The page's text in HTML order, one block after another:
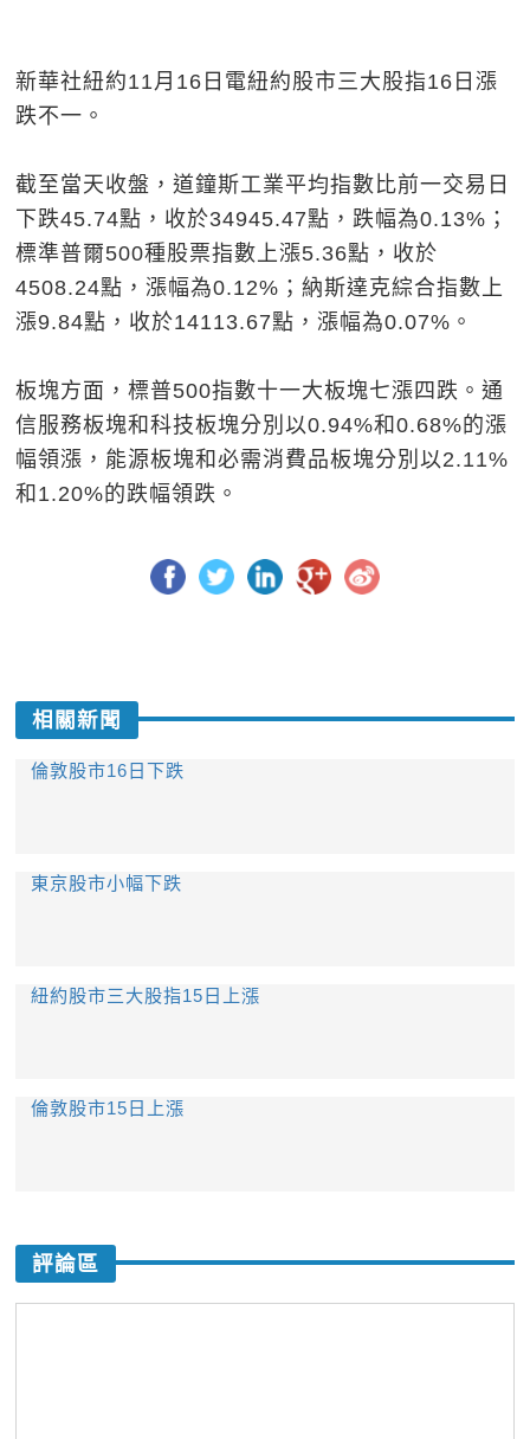
新華社紐約11月16日電紐約股市三大股指16日漲
跌不一。
截至當天收盤，道鐘斯工業平均指數比前一交易日
下跌45.74點，收於34945.47點，跌幅為0.13%；
標準普爾500種股票指數上漲5.36點，收於
4508.24點，漲幅為0.12%；納斯達克綜合指數上
漲9.84點，收於14113.67點，漲幅為0.07%。
板塊方面，標普500指數十一大板塊七漲四跌。通
信服務板塊和科技板塊分別以0.94%和0.68%的漲
幅領漲，能源板塊和必需消費品板塊分別以2.11%
和1.20%的跌幅領跌。
相關新聞
倫敦股市16日下跌
東京股市小幅下跌
紐約股市三大股指15日上漲
倫敦股市15日上漲
評論區